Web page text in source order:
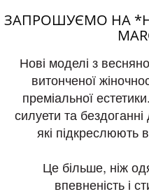
ЗАПРОШУЄМО НА
Нові моделі з
витонченої
преміальної
силуети та
які підкреслюють
Це більше, ніж
впевненість і